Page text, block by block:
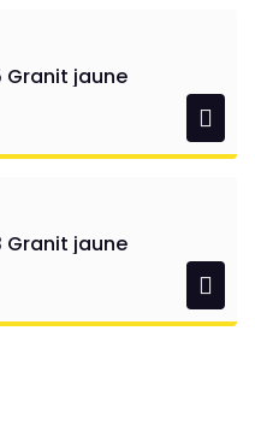
Granit jaune
Granit jaune